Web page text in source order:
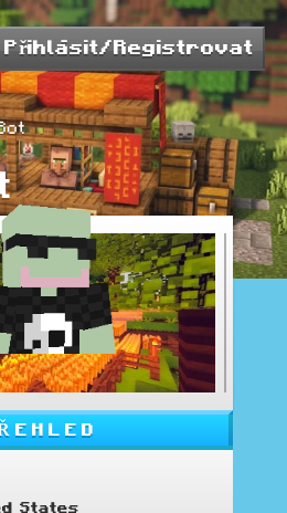
Přihlásit/Registrovat
States